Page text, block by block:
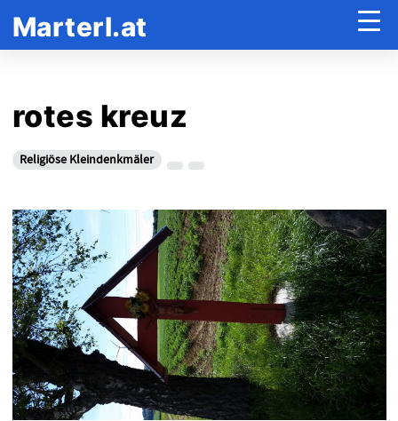
Marterl.at
rotes kreuz
Religiöse Kleindenkmäler